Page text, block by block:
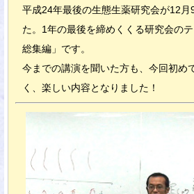
平成24年最後の生態生薬研究会が12月
た。1年の最後を締めくくる研究会の
総集編」です。
今までの講演を聞いた方も、今回初め
く、楽しい内容となりました！